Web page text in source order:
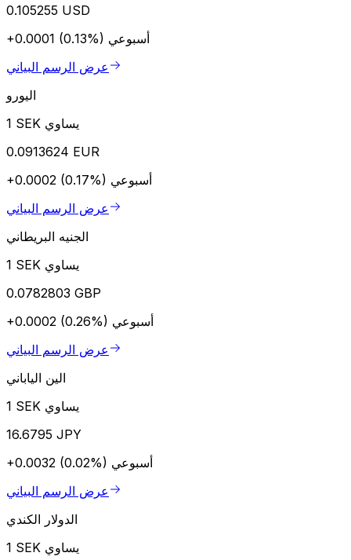
0.105255 USD
+0.0001 (0.13%) أسبوعي
عرض الرسم البياني
اليورو
1 SEK يساوي
0.0913624 EUR
+0.0002 (0.17%) أسبوعي
عرض الرسم البياني
الجنيه البريطاني
1 SEK يساوي
0.0782803 GBP
+0.0002 (0.26%) أسبوعي
عرض الرسم البياني
الين الياباني
1 SEK يساوي
16.6795 JPY
+0.0032 (0.02%) أسبوعي
عرض الرسم البياني
الدولار الكندي
1 SEK يساوي